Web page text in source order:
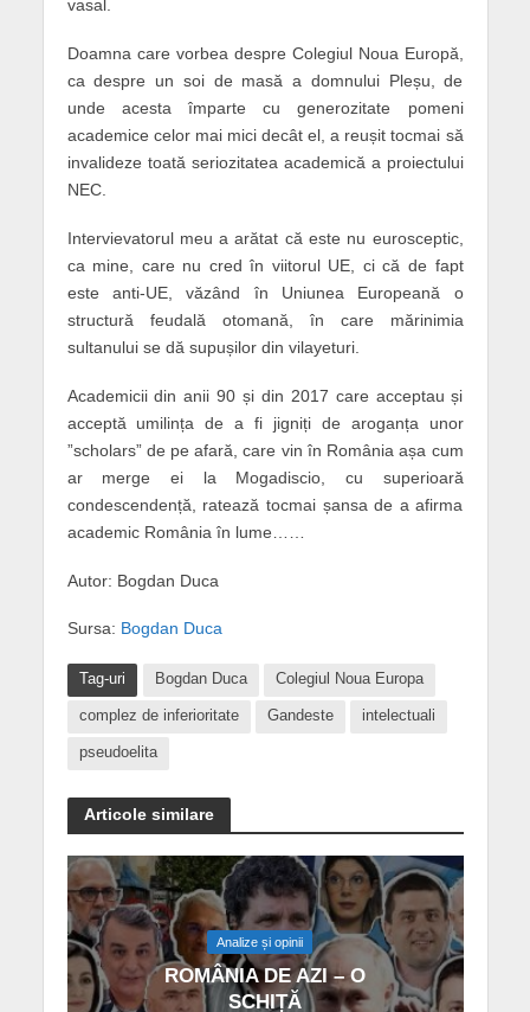
vasal.
Doamna care vorbea despre Colegiul Noua Europă,
ca despre un soi de masă a domnului Pleșu, de
unde acesta împarte cu generozitate pomeni
academice celor mai mici decât el, a reușit tocmai să
invalideze toată seriozitatea academică a proiectului
NEC.
Intervievatorul meu a arătat că este nu eurosceptic,
ca mine, care nu cred în viitorul UE, ci că de fapt
este anti-UE, văzând în Uniunea Europeană o
structură feudală otomană, în care mărinimia
sultanului se dă supușilor din vilayeturi.
Academicii din anii 90 și din 2017 care acceptau și
acceptă umilința de a fi jigniți de aroganța unor
”scholars” de pe afară, care vin în România așa cum
ar merge ei la Mogadiscio, cu superioară
condescendență, ratează tocmai șansa de a afirma
academic România în lume……
Autor: Bogdan Duca
Sursa: Bogdan Duca
Tag-uri Bogdan Duca Colegiul Noua Europa
complez de inferioritate Gandeste intelectuali
pseudoelita
Articole similare
Analize și opinii
ROMÂNIA DE AZI – O
SCHIȚĂ